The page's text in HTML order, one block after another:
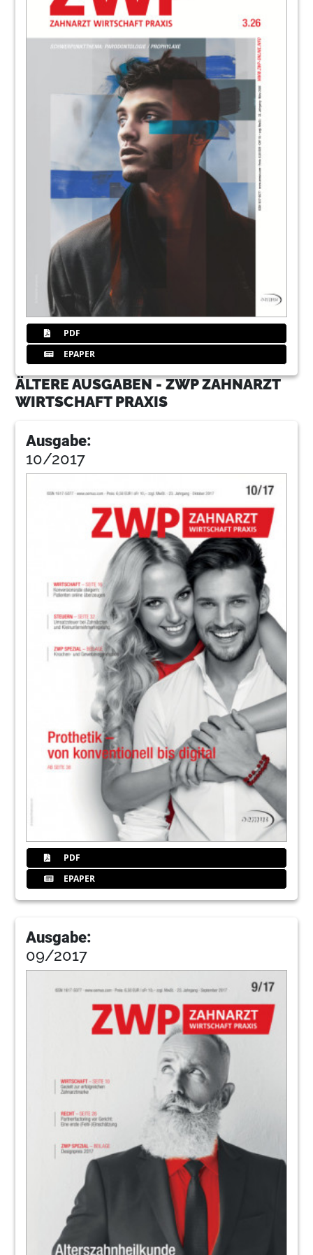
PDF
EPAPER
ÄLTERE AUSGABEN - ZWP ZAHNARZT
WIRTSCHAFT PRAXIS
Ausgabe:
10/2017
PDF
EPAPER
Ausgabe:
09/2017